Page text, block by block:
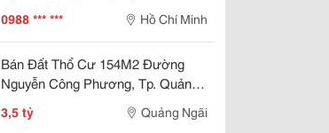
0988 *** *** Hồ Chí Minh
Bán Đất Thổ Cư 154M2 Đường
Nguyễn Công Phương, Tp. Quảng
3,5 tỷ Quảng Ngãi